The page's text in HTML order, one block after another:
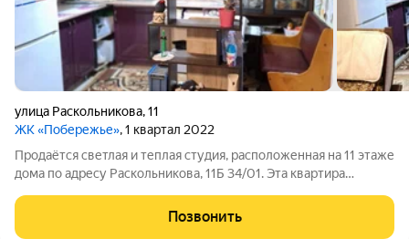
улица Раскольникова,11
ЖК «Побережье», 1 квартал 2022
Продаётся светлая и теплая студия, расположенная на 11 этаже
дома по адресу Раскольникова, 11Б 34/01. Эта квартира
в сочетании с отличным расположением и развитой
инфраструктурой. Выполнен
Позвонить